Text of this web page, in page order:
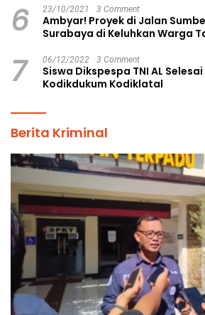
6 23/10/2021 3 Comment
Ambyar! Proyek di Jalan
Surabaya di Keluhkan Warga
7 06/12/2022 3 Comment
Siswa Dikspespa TNI AL
Kodikdukum Kodiklatal
Berita Kriminal